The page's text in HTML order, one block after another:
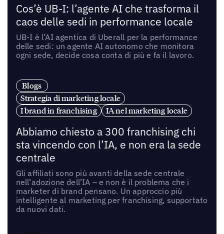
Cos’è UB-I: l’agente AI che trasforma il
caos delle sedi in performance locale
UB-I è l’AI agentica di Uberall per la performance
delle sedi: un agente AI autonomo che monitora
ogni sede, decide cosa conta di più e fa il lavoro.
Blogs
Strategia di marketing locale
I brand in franchising
IA nel marketing locale
Abbiamo chiesto a 300 franchising chi
sta vincendo con l’IA, e non era la sede
centrale
Gli affiliati sono più avanti della sede centrale
nell’adozione dell’IA – e non è il problema che i
marketer di brand pensano. Un approccio più
intelligente al marketing per franchising, supportato
da nuovi dati.